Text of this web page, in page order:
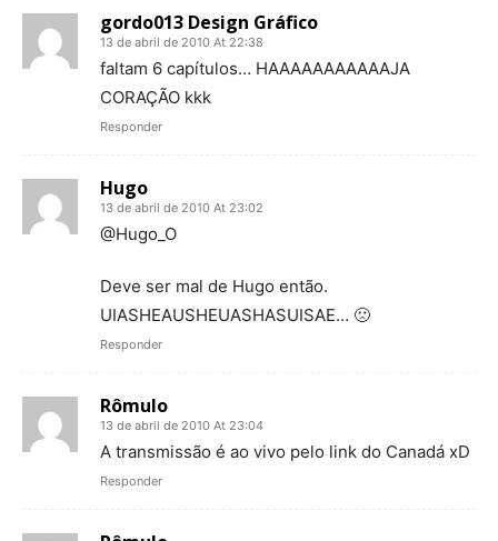
gordo013 Design Gráfico
13 de abril de 2010 At 22:38
faltam 6 capítulos… HAAAAAAAAAAAJA
CORAÇÃO kkk
Responder
Hugo
13 de abril de 2010 At 23:02
@Hugo_O
Deve ser mal de Hugo então.
UIASHEAUSHEUASHASUISAE… 🙁
Responder
Rômulo
13 de abril de 2010 At 23:04
A transmissão é ao vivo pelo link do Canadá xD
Responder